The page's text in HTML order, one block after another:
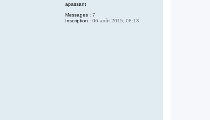
apassant
Messages : 7
Inscription : 06 août 2015, 08:13